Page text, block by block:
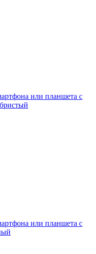
или планшета с
или планшета с